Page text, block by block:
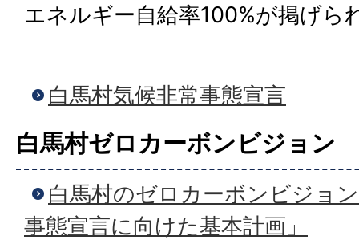
エネルギー自給率100%が掲げら
白馬村気候非常事態宣言
白馬村ゼロカーボンビジョン
白馬村のゼロカーボンビジョ
事態宣言に向けた基本計画」